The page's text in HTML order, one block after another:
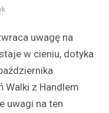
uwagę na
w cieniu, dotyka
Walki z Handlem
uwagi na ten